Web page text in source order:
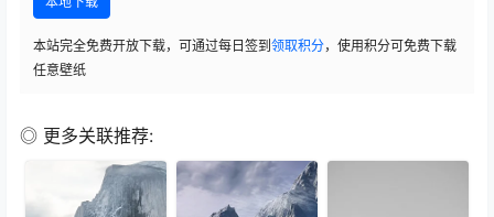
本站完全免费开放下载，可通过每日签到 领取积分，使用积分可免费下载
任意壁纸
◎ 更多关联推荐: